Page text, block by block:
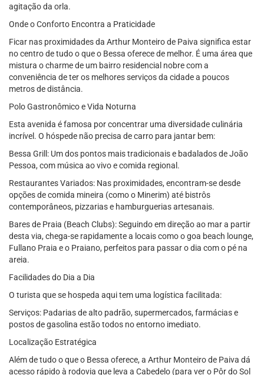
agitação da orla.
Onde o Conforto Encontra a Praticidade
Ficar nas proximidades da Arthur Monteiro de Paiva significa estar
no centro de tudo o que o Bessa oferece de melhor. É uma área que
mistura o charme de um bairro residencial nobre com a
conveniência de ter os melhores serviços da cidade a poucos
metros de distância.
Polo Gastronômico e Vida Noturna
Esta avenida é famosa por concentrar uma diversidade culinária
incrível. O hóspede não precisa de carro para jantar bem:
Bessa Grill: Um dos pontos mais tradicionais e badalados de João
Pessoa, com música ao vivo e comida regional.
Restaurantes Variados: Nas proximidades, encontram-se desde
opções de comida mineira (como o Minerim) até bistrôs
contemporâneos, pizzarias e hamburguerias artesanais.
Bares de Praia (Beach Clubs): Seguindo em direção ao mar a partir
desta via, chega-se rapidamente a locais como o goa beach lounge,
Fullano Praia e o Praiano, perfeitos para passar o dia com o pé na
areia.
Facilidades do Dia a Dia
O turista que se hospeda aqui tem uma logística facilitada:
Serviços: Padarias de alto padrão, supermercados, farmácias e
postos de gasolina estão todos no entorno imediato.
Localização Estratégica
Além de tudo o que o Bessa oferece, a Arthur Monteiro de Paiva dá
acesso rápido à rodovia que leva a Cabedelo (para ver o Pôr do Sol